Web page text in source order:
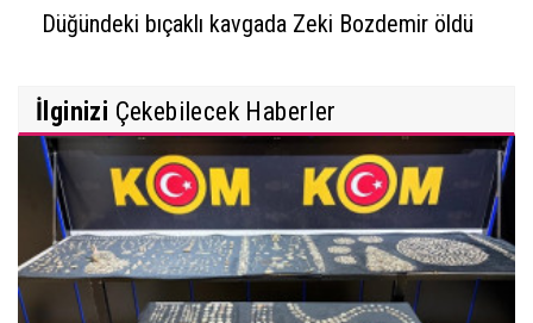
Düğündeki bıçaklı kavgada Zeki Bozdemir öldü
İlginizi Çekebilecek Haberler